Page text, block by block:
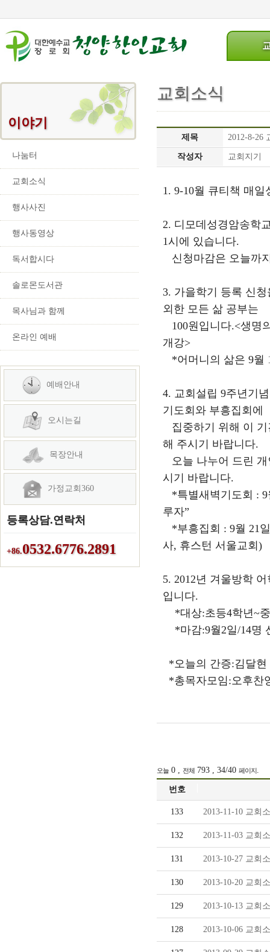
이야기
나눔터
교회소식
행사사진
행사동영상
독서합시다
솔로몬도서관
목사님과 함께
온라인 예배
예배안내
오시는길
목장안내
가정교회360
등록상담.연락처
+86.0532.6776.2891
교회소식
제목 2012-8-26
작성자 교회지기
1. 9-10월 큐티책 매
2. 디모데성경암송학
1시에 있습니다.
신청마감은 오늘까
3. 가을학기 등록 신
외한 모든 삶 공부는
100원입니다.<생명
개강>
*어머니의 삶은 9월
4. 교회설립 9주년기
기도회와 부흥집회에
집중하기 위해 이 기
해 주시기 바랍니다.
오늘 나누어 드린 개
시기 바랍니다.
*특별새벽기도회 : 9
루자”
*부흥집회 : 9월 21
사, 휴스턴 서울교회)
5. 2012년 겨울방학
입니다.
*대상:초등4학년~
*마감:9월2일/14명
*오늘의 간증:김달
*총목자모임:오후찬
오늘0 , 전체 793 , 34/40 페이지 .
번호
133 2013-11-10 교회
132 2013-11-03 교회
131 2013-10-27 교회
130 2013-10-20 교회
129 2013-10-13 교회
128 2013-10-06 교회